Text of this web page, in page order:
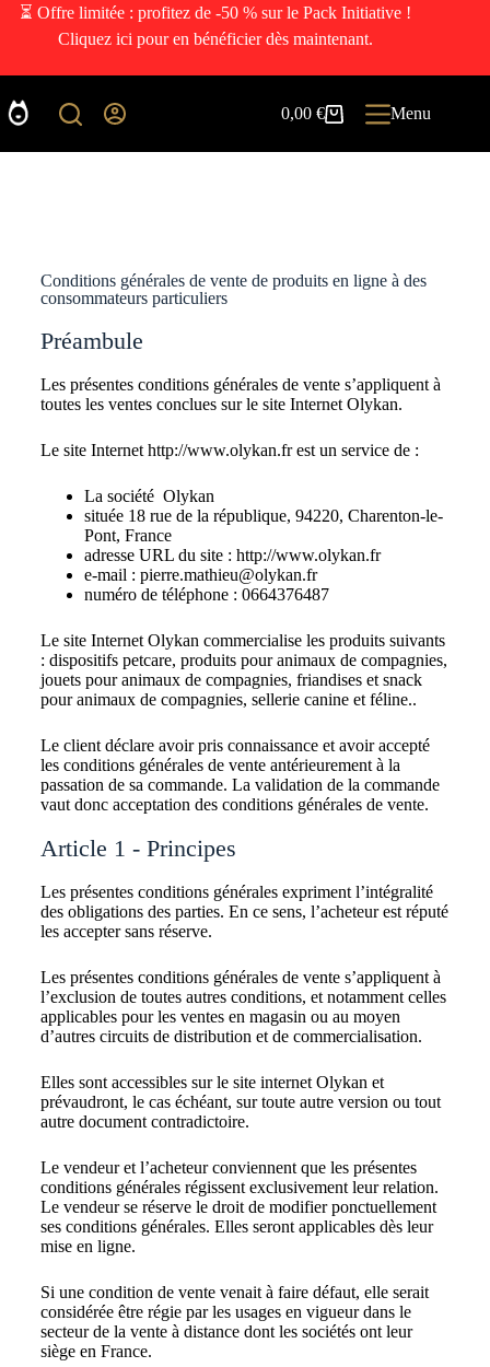
⏳ Offre limitée : profitez de -50 % sur le Pack Initiative !
Cliquez ici pour en bénéficier dès maintenant.
0,00€ Menu
Conditions générales de vente de produits en ligne à des
consommateurs particuliers
Préambule
Les présentes conditions générales de vente s’appliquent à
toutes les ventes conclues sur le site Internet Olykan.
Le site Internet http://www.olykan.fr est un service de :
La société Olykan
située 18 rue de la république, 94220, Charenton-le-
Pont, France
adresse URL du site : http://www.olykan.fr
e-mail : pierre.mathieu@olykan.fr
numéro de téléphone : 0664376487
Le site Internet Olykan commercialise les produits suivants
: dispositifs petcare, produits pour animaux de compagnies,
jouets pour animaux de compagnies, friandises et snack
pour animaux de compagnies, sellerie canine et féline..
Le client déclare avoir pris connaissance et avoir accepté
les conditions générales de vente antérieurement à la
passation de sa commande. La validation de la commande
vaut donc acceptation des conditions générales de vente.
Article 1 - Principes
Les présentes conditions générales expriment l’intégralité
des obligations des parties. En ce sens, l’acheteur est réputé
les accepter sans réserve.
Les présentes conditions générales de vente s’appliquent à
l’exclusion de toutes autres conditions, et notamment celles
applicables pour les ventes en magasin ou au moyen
d’autres circuits de distribution et de commercialisation.
Elles sont accessibles sur le site internet Olykan et
prévaudront, le cas échéant, sur toute autre version ou tout
autre document contradictoire.
Le vendeur et l’acheteur conviennent que les présentes
conditions générales régissent exclusivement leur relation.
Le vendeur se réserve le droit de modifier ponctuellement
ses conditions générales. Elles seront applicables dès leur
mise en ligne.
Si une condition de vente venait à faire défaut, elle serait
considérée être régie par les usages en vigueur dans le
secteur de la vente à distance dont les sociétés ont leur
siège en France.